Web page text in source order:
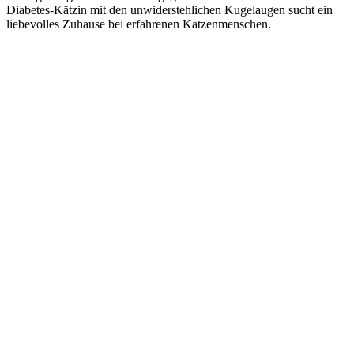
Diabetes-Kätzin mit den unwiderstehlichen Kugelaugen sucht ein
liebevolles Zuhause bei erfahrenen Katzenmenschen.